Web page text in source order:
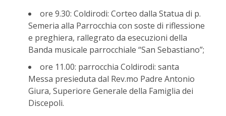
ore 9.30: Coldirodi: Corteo dalla Statua di p.
Semeria alla Parrocchia con soste di riflessione
e preghiera, rallegrato da esecuzioni della
Banda musicale parrocchiale “San Sebastiano”;
ore 11.00: parrocchia Coldirodi: santa
Messa presieduta dal Rev.mo Padre Antonio
Giura, Superiore Generale della Famiglia dei
Discepoli.